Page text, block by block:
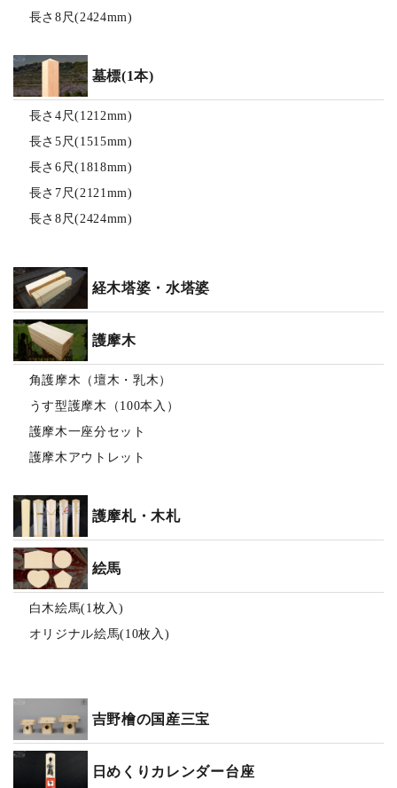
長さ8尺(2424mm)
墓標(1本)
長さ4尺(1212mm)
長さ5尺(1515mm)
長さ6尺(1818mm)
長さ7尺(2121mm)
長さ8尺(2424mm)
経木塔婆・水塔婆
護摩木
角護摩木（壇木・乳木）
うす型護摩木（100本入）
護摩木一座分セット
護摩木アウトレット
護摩札・木札
絵馬
白木絵馬(1枚入)
オリジナル絵馬(10枚入)
吉野檜の国産三宝
日めくりカレンダー台座